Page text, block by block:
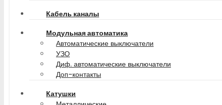
Кабель каналы
Модульная автоматика
Автоматические выключатели
УЗО
Диф. автоматические выключатели
Доп-контакты
Катушки